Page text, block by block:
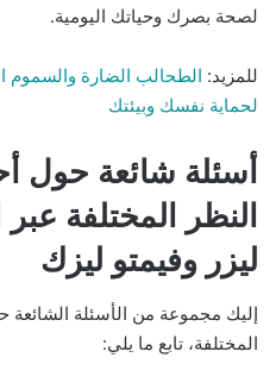
لصحة بصرك وحياتك اليومية.
للمزيد: الطحالب الضارة والسموم
لحماية نفسك وبيئتك
أسئلة شائعة حول
النظر المختلفة
ليزر وفيمتو ليزك
إليك مجموعة من الأسئلة
المختلفة، تابع ما يلي: